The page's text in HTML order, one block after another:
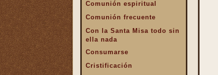
Comunión espiritual
Comunión frecuente
Con la Santa Misa todo sin
ella nada
Consumarse
Cristificación